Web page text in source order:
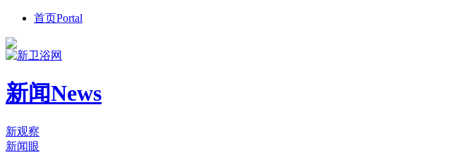
首页Portal
新闻News
新观察
新闻眼